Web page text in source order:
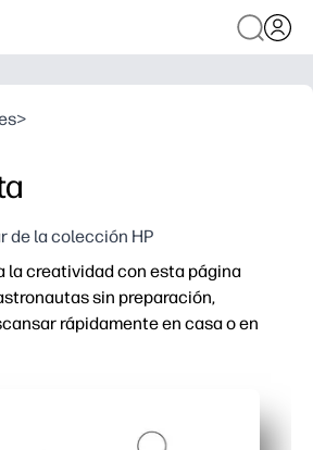
>
de la colección HP
la creatividad con esta página
sin preparación,
rápidamente en casa o en
en negrita favorecen una coloración